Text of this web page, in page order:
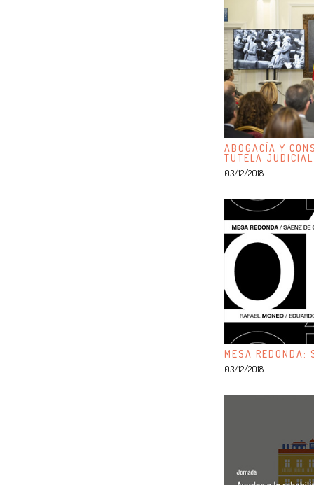
ABOGACÍA Y
TUTELA
03/12/2018
MESA
03/12/2018